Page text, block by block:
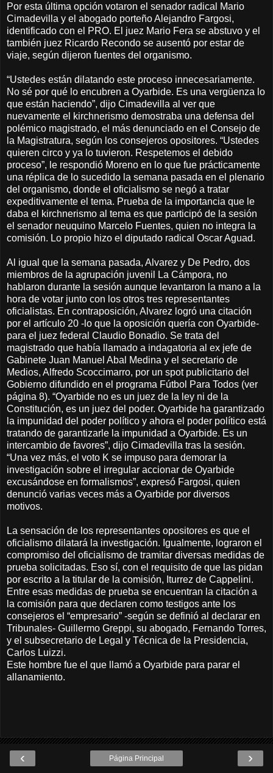
Por esta última opción votaron el senador radical Mario
Cimadevilla y el abogado porteño Alejandro Fargosi,
identificado con el PRO. El juez Mario Fera se abstuvo y el
también juez Ricardo Recondo se ausentó por estar de
viaje, según dijeron fuentes del organismo.
“Ustedes están dilatando este proceso innecesariamente.
No sé por qué lo encubren a Oyarbide. Es una vergüenza lo
que están haciendo”, dijo Cimadevilla al ver que
nuevamente el kirchnerismo demostraba una defensa del
polémico magistrado, el más denunciado en el Consejo de
la Magistratura, según los consejeros opositores. “Ustedes
quieren circo y ya lo tuvieron. Respetemos el debido
proceso”, le respondió Moreno en lo que fue prácticamente
una réplica de lo sucedido la semana pasada en el plenario
del organismo, donde el oficialismo se negó a tratar
expeditivamente el tema. Prueba de la importancia que le
daba el kirchnerismo al tema es que participó de la sesión
el senador neuquino Marcelo Fuentes, quien no integra la
comisión. Lo propio hizo el diputado radical Oscar Aguad.
Al igual que la semana pasada, Alvarez y De Pedro, dos
miembros de la agrupación juvenil La Cámpora, no
hablaron durante la sesión aunque levantaron la mano a la
hora de votar junto con los otros tres representantes
oficialistas. En contraposición, Alvarez logró una citación
por el artículo 20 -lo que la oposición quería con Oyarbide-
para el juez federal Claudio Bonadio. Se trata del
magistrado que había llamado a indagatoria al ex jefe de
Gabinete Juan Manuel Abal Medina y el secretario de
Medios, Alfredo Scoccimarro, por un spot publicitario del
Gobierno difundido en el programa Fútbol Para Todos (ver
página 8). “Oyarbide no es un juez de la ley ni de la
Constitución, es un juez del poder. Oyarbide ha garantizado
la impunidad del poder político y ahora el poder político está
tratando de garantizarle la impunidad a Oyarbide. Es un
intercambio de favores”, dijo Cimadevilla tras la sesión.
“Una vez más, el voto K se impuso para demorar la
investigación sobre el irregular accionar de Oyarbide
excusándose en formalismos”, expresó Fargosi, quien
denunció varias veces más a Oyarbide por diversos
motivos.
La sensación de los representantes opositores es que el
oficialismo dilatará la investigación. Igualmente, lograron el
compromiso del oficialismo de tramitar diversas medidas de
prueba solicitadas. Eso sí, con el requisito de que las pidan
por escrito a la titular de la comisión, Iturrez de Cappelini.
Entre esas medidas de prueba se encuentran la citación a
la comisión para que declaren como testigos ante los
consejeros el “empresario” -según se definió al declarar en
Tribunales- Guillermo Greppi, su abogado, Fernando Torres,
y el subsecretario de Legal y Técnica de la Presidencia,
Carlos Luizzi.
Este hombre fue el que llamó a Oyarbide para parar el
allanamiento.
‹ ›
Página Principal